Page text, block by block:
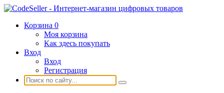
Корзина 0
Моя корзина
Как здесь покупать
Вход
Вход
Регистрация